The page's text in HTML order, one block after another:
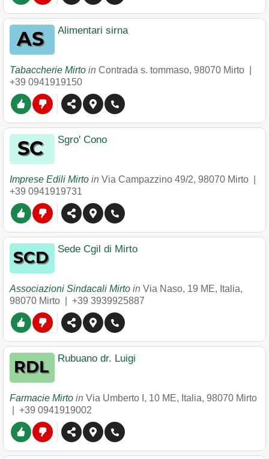
Alimentari sirna
Tabaccherie Mirto in Contrada s. tommaso, 98070 Mirto
+39 0941919150
Sgro' Cono
Imprese Edili Mirto in Via Campazzino 49/2, 98070 Mirto
+39 0941919731
Sede Cgil di Mirto
Associazioni Sindacali Mirto in Via Naso, 19 ME, Italia,
98070 Mirto +39 3939925887
Rubuano dr. Luigi
Farmacie Mirto in Via Umberto I, 10 ME, Italia, 98070 Mirto
+39 0941919002